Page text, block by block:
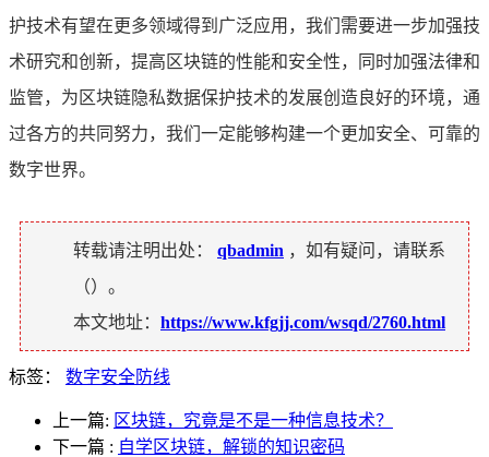
护技术有望在更多领域得到广泛应用，我们需要进一步加强技
术研究和创新，提高区块链的性能和安全性，同时加强法律和
监管，为区块链隐私数据保护技术的发展创造良好的环境，通
过各方的共同努力，我们一定能够构建一个更加安全、可靠的
数字世界。
转载请注明出处： qbadmin ，如有疑问，请联系
（）。
本文地址： https://www.kfgjj.com/wsqd/2760.html
标签： 数字安全防线
上一篇: 区块链，究竟是不是一种信息技术？
下一篇 : 自学区块链，解锁的知识密码